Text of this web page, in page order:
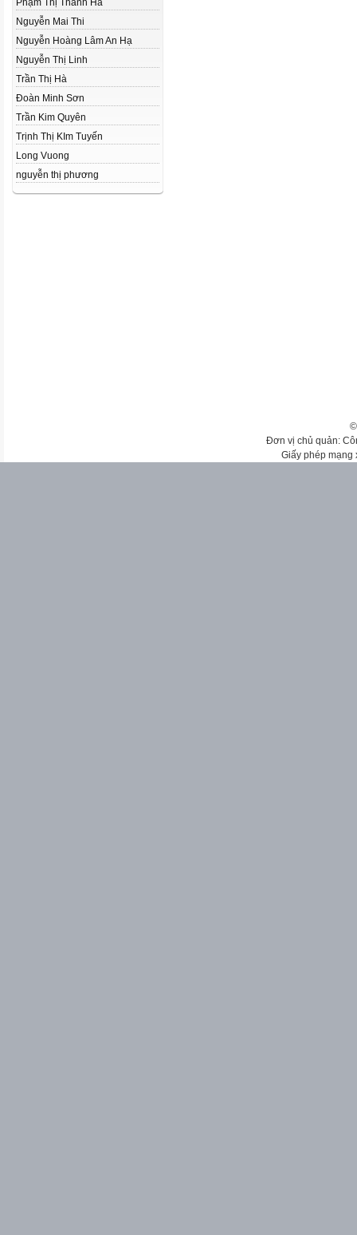
Phạm Thị Thanh Hà
Nguyễn Mai Thi
Nguyễn Hoàng Lâm An Hạ
Nguyễn Thị Linh
Trần Thị Hà
Đoàn Minh Sơn
Trần Kim Quyên
Trịnh Thị KIm Tuyến
Long Vuong
nguyễn thị phương
Đơn vị chủ quản:
Giấy phép mạng